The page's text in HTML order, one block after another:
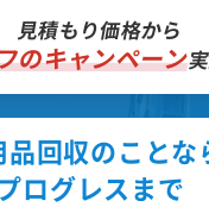
見積もり価格から
のキャンペーン
品回収のことな
ログレスまで